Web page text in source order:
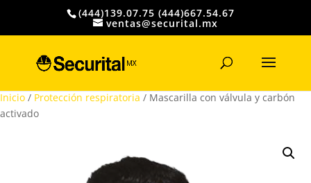
(444)139.07.75 (444)667.54.67
ventas@securital.mx
productos
Inicio / Protección respiratoria / Mascarilla con válvula y carbón
activado